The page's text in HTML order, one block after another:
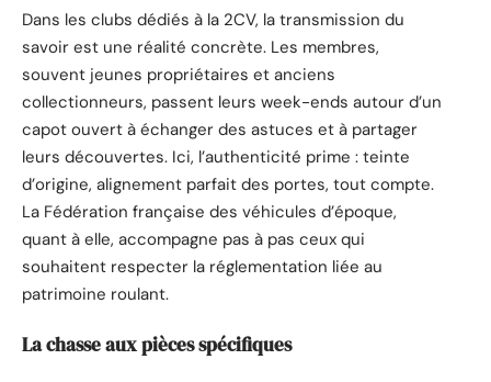
Dans les clubs dédiés à la 2CV, la transmission du
savoir est une réalité concrète. Les membres,
souvent jeunes propriétaires et anciens
collectionneurs, passent leurs week-ends autour d’un
capot ouvert à échanger des astuces et à partager
leurs découvertes. Ici, l’authenticité prime : teinte
d’origine, alignement parfait des portes, tout compte.
La Fédération française des véhicules d’époque,
quant à elle, accompagne pas à pas ceux qui
souhaitent respecter la réglementation liée au
patrimoine roulant.
La chasse aux pièces spécifiques